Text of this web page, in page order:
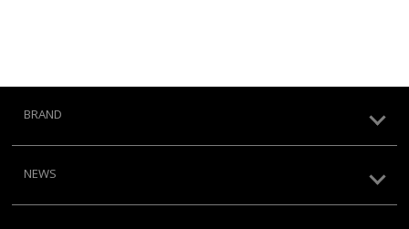
BRAND
NEWS